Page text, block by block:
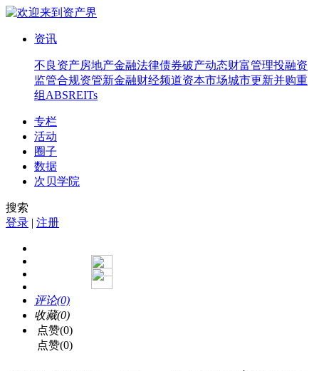
资讯
不良资产房地产金融法律债券破产动态财富管理投融资
监管合规资管新金融财经频道资本市场城市更新并购重
组 ABSREITs
专栏
活动
圈子
数据
次贝学院
搜索
登录 | 注册
评论(0)
收藏(0)
点赞(0)
点赞(0)